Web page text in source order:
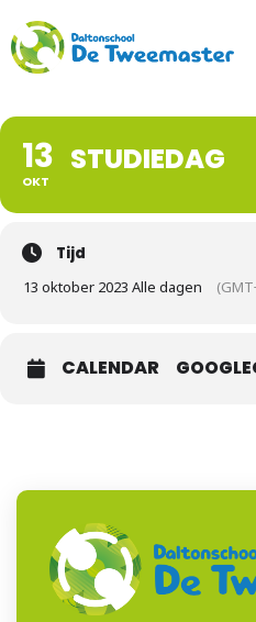
13
OKT
STUDIEDAG
Tijd
13 oktober 2023 Alle dagen
CALENDAR